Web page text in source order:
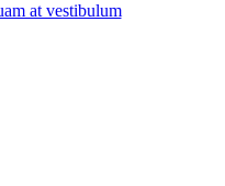
at vestibulum